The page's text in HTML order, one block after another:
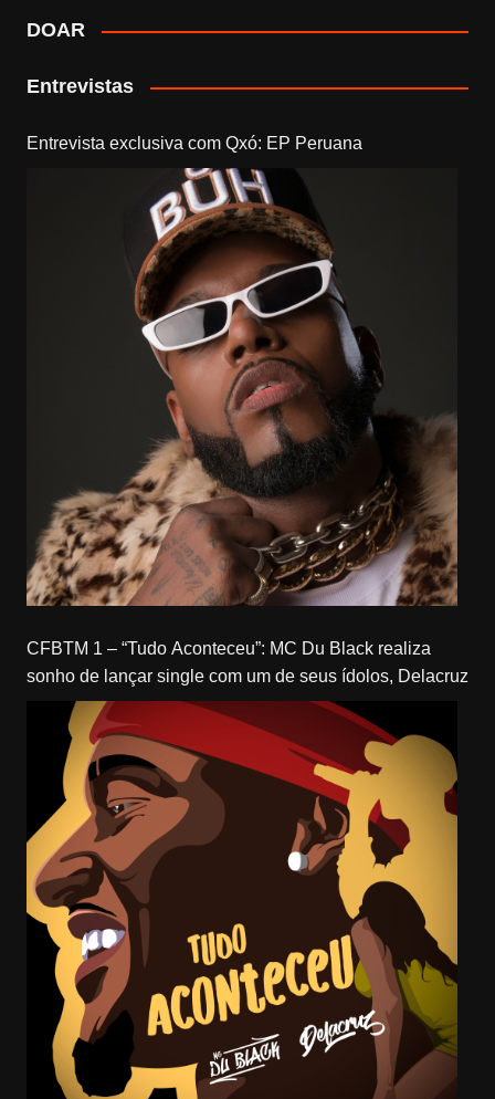
DOAR
Entrevistas
Entrevista exclusiva com Qxó: EP Peruana
CFBTM 1 – “Tudo Aconteceu”: MC Du Black realiza
sonho de lançar single com um de seus ídolos, Delacruz